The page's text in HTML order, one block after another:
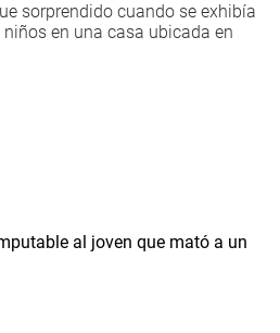
sorprendido cuando se exhibía
en una casa ubicada en